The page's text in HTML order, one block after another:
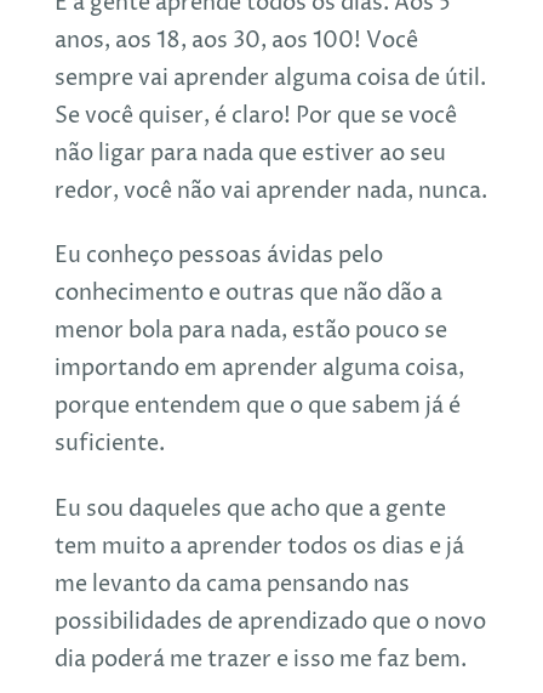
anos, aos 18, aos 30, aos 100! Você
sempre vai aprender alguma coisa de útil.
Se você quiser, é claro! Por que se você
não ligar para nada que estiver ao seu
redor, você não vai aprender nada, nunca.
Eu conheço pessoas ávidas pelo
conhecimento e outras que não dão a
menor bola para nada, estão pouco se
importando em aprender alguma coisa,
porque entendem que o que sabem já é
suficiente.
Eu sou daqueles que acho que a gente
tem muito a aprender todos os dias e já
me levanto da cama pensando nas
possibilidades de aprendizado que o novo
dia poderá me trazer e isso me faz bem.